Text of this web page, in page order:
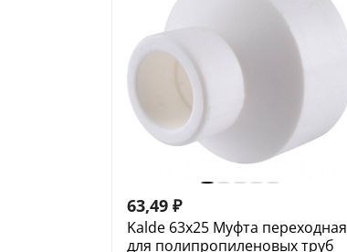
63,49 ₽
Kalde 63x25 Муфта переходная
для полипропиленовых труб